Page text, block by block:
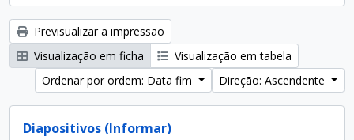
Previsualizar a impressão
Visualização em ficha
Visualização em tabela
Ordenar por ordem: Data fim
Direção: Ascendente
Diapositivos (Informar)